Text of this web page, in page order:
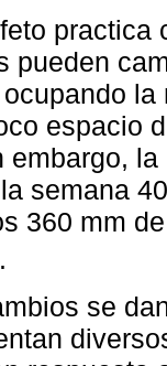
practica
pueden
espacio
embargo,
semana
360 mm
.
se